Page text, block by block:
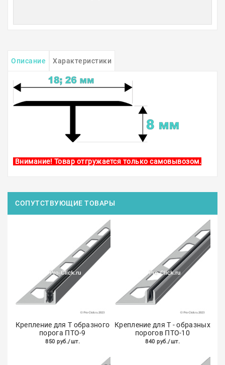
Описание Характеристики
Внимание! Товар отгружается только самовывозом.
СОПУТСТВУЮЩИЕ ТОВАРЫ
Крепление для Т образного
порога ПТО-9
850 руб./шт.
Крепление для Т - образных
порогов ПТО-10
840 руб./шт.